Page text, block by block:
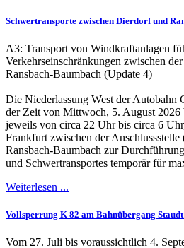
Schwertransporte zwischen Dierdorf und
A3: Transport von Windkraftanlagen
Verkehrseinschränkungen zwischen
Ransbach-Baumbach (Update 4)
Die Niederlassung West der Autobahn
der Zeit von Mittwoch, 5. August 2026
jeweils von circa 22 Uhr bis circa 6
Frankfurt zwischen der
Ransbach-Baumbach zur
und Schwertransportes temporär für
Weiterlesen ...
Vollsperrung K 82 am Bahnübergang Staudt
Vom 27. Juli bis voraussichtlich 4.